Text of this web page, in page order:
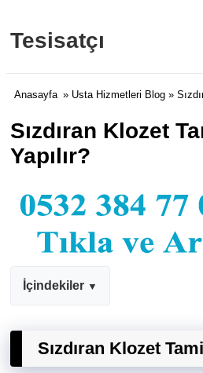
Tesisatçı
Anasayfa » Usta Hizmetleri Blog »
Sızdıran Klozet
Yapılır?
İçindekiler
Sızdıran Klozet